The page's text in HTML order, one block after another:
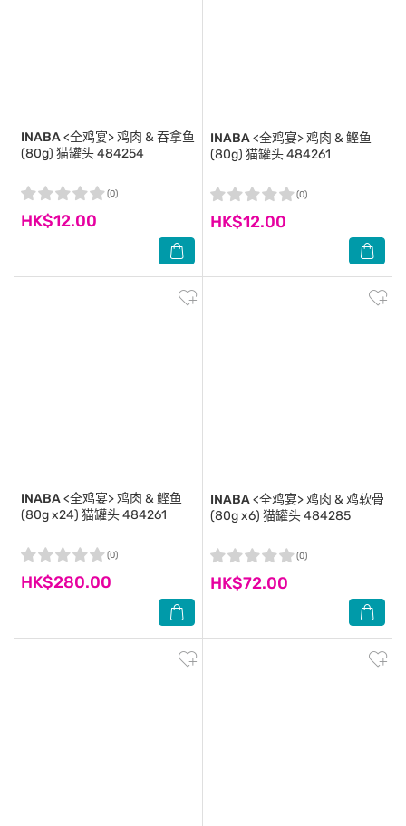
INABA<全鸡宴> 鸡肉 & 吞拿鱼
(80g) 猫罐头 484254
HK$12.00
(0)
INABA<全鸡宴> 鸡肉 & 鲣鱼
(80g) 猫罐头 484261
HK$12.00
(0)
INABA<全鸡宴> 鸡肉 & 鲣鱼
(80g x24) 猫罐头 484261
HK$280.00
(0)
INABA<全鸡宴> 鸡肉 & 鸡软骨
(80g x6) 猫罐头 484285
HK$72.00
(0)